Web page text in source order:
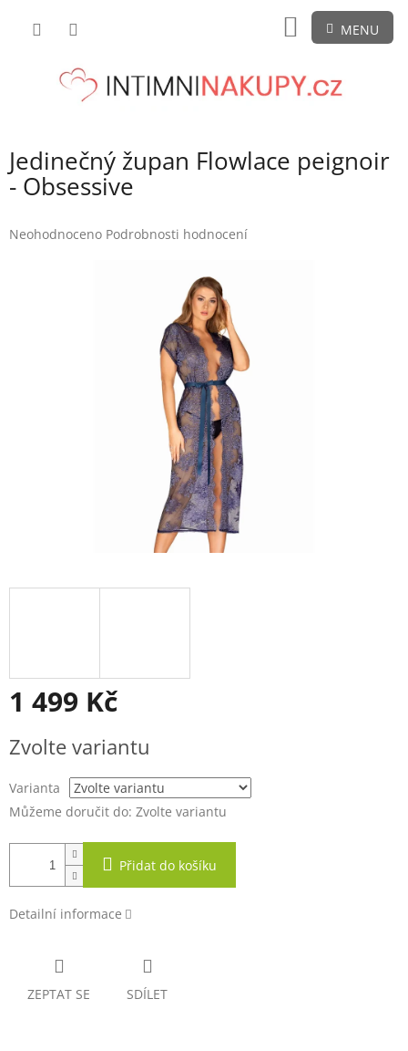
NÁKUPNÍ
KOŠÍK
Jedinečný župan Flowlace peignoir
- Obsessive
Průměrné
Neohodnoceno Podrobnosti hodnocení
1 499 Kč
cena:
Zvolte variantu
Varianta
Můžeme doručit do: Zvolte variantu
Přidat do košíku
Detailní informace
ZEPTAT SE SDÍLET